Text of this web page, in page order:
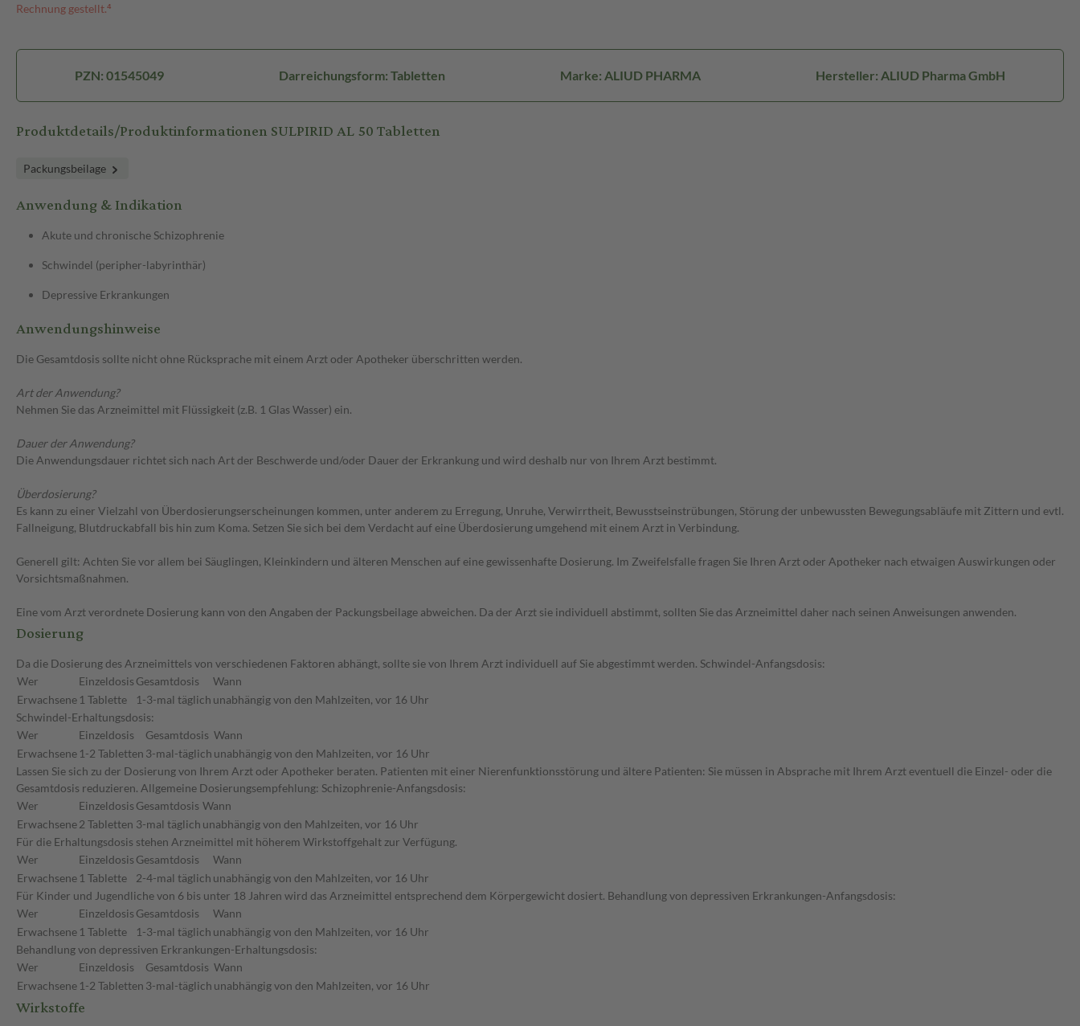
Rechnung gestellt.⁴
PZN: 01545049 Darreichungsform: Tabletten Marke: ALIUD PHARMA Hersteller: ALIUD Pharma GmbH
Produktdetails/Produktinformationen SULPIRID AL 50 Tabletten
Packungsbeilage
Anwendung & Indikation
Akute und chronische Schizophrenie
Schwindel (peripher-labyrinthär)
Depressive Erkrankungen
Anwendungshinweise
Die Gesamtdosis sollte nicht ohne Rücksprache mit einem Arzt oder Apotheker überschritten werden.
Art der Anwendung?
Nehmen Sie das Arzneimittel mit Flüssigkeit (z.B. 1 Glas Wasser) ein.
Dauer der Anwendung?
Die Anwendungsdauer richtet sich nach Art der Beschwerde und/oder Dauer der Erkrankung und wird deshalb nur von Ihrem Arzt bestimmt.
Überdosierung?
Es kann zu einer Vielzahl von Überdosierungserscheinungen kommen, unter anderem zu Erregung, Unruhe, Verwirrtheit, Bewusstseinstrübungen, Störung der unbewussten Bewegungsabläufe mit Zittern und evtl.
Fallneigung, Blutdruckabfall bis hin zum Koma. Setzen Sie sich bei dem Verdacht auf eine Überdosierung umgehend mit einem Arzt in Verbindung.
Generell gilt: Achten Sie vor allem bei Säuglingen, Kleinkindern und älteren Menschen auf eine gewissenhafte Dosierung. Im Zweifelsfalle fragen Sie Ihren Arzt oder Apotheker nach etwaigen Auswirkungen oder
Vorsichtsmaßnahmen.
Eine vom Arzt verordnete Dosierung kann von den Angaben der Packungsbeilage abweichen. Da der Arzt sie individuell abstimmt, sollten Sie das Arzneimittel daher nach seinen Anweisungen anwenden.
Dosierung
Da die Dosierung des Arzneimittels von verschiedenen Faktoren abhängt, sollte sie von Ihrem Arzt individuell auf Sie abgestimmt werden. Schwindel-Anfangsdosis:
Wer
Einzeldosis Gesamtdosis
Wann
Erwachsene 1 Tablette 1-3-mal täglich unabhängig von den Mahlzeiten, vor 16 Uhr
Schwindel-Erhaltungsdosis:
Wer
Einzeldosis Gesamtdosis Wann
Erwachsene 1-2 Tabletten 3-mal-täglich unabhängig von den Mahlzeiten, vor 16 Uhr
Lassen Sie sich zu der Dosierung von Ihrem Arzt oder Apotheker beraten. Patienten mit einer Nierenfunktionsstörung und ältere Patienten: Sie müssen in Absprache mit Ihrem Arzt eventuell die Einzel- oder die
Gesamtdosis reduzieren. Allgemeine Dosierungsempfehlung: Schizophrenie-Anfangsdosis:
Wer
Einzeldosis Gesamtdosis Wann
Erwachsene2 Tabletten 3-mal täglich unabhängig von den Mahlzeiten, vor 16 Uhr
Für die Erhaltungsdosis stehen Arzneimittel mit höherem Wirkstoffgehalt zur Verfügung.
Wer
Einzeldosis Gesamtdosis
Wann
Erwachsene 1 Tablette 2-4-mal täglich unabhängig von den Mahlzeiten, vor 16 Uhr
Für Kinder und Jugendliche von 6 bis unter 18 Jahren wird das Arzneimittel entsprechend dem Körpergewicht dosiert. Behandlung von depressiven Erkrankungen-Anfangsdosis:
Wer
Einzeldosis Gesamtdosis
Wann
Erwachsene 1 Tablette 1-3-mal täglich unabhängig von den Mahlzeiten, vor 16 Uhr
Behandlung von depressiven Erkrankungen-Erhaltungsdosis:
Wer
Einzeldosis Gesamtdosis Wann
Erwachsene 1-2 Tabletten 3-mal-täglich unabhängig von den Mahlzeiten, vor 16 Uhr
Wirkstoffe